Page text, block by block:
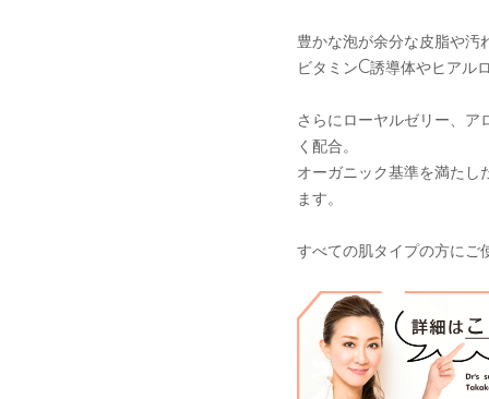
豊かな泡が余分な皮脂や汚
ビタミンC誘導体やヒアル
さらにローヤルゼリー、ア
く配合。
オーガニック基準を満たし
ます。
すべての肌タイプの方にご